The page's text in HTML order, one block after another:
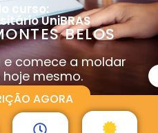
curso:
UniBRAS
BELOS
comece a moldar
mesmo.
AGORA